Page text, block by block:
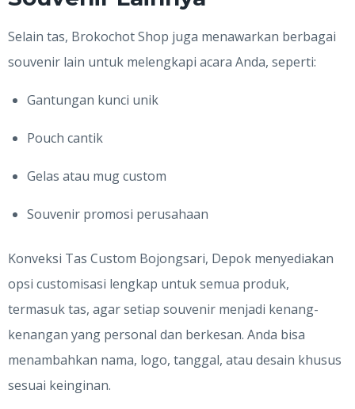
Selain tas, Brokochot Shop juga menawarkan berbagai
souvenir lain untuk melengkapi acara Anda, seperti:
Gantungan kunci unik
Pouch cantik
Gelas atau mug custom
Souvenir promosi perusahaan
Konveksi Tas Custom Bojongsari, Depok menyediakan
opsi customisasi lengkap untuk semua produk,
termasuk tas, agar setiap souvenir menjadi kenang-
kenangan yang personal dan berkesan. Anda bisa
menambahkan nama, logo, tanggal, atau desain khusus
sesuai keinginan.